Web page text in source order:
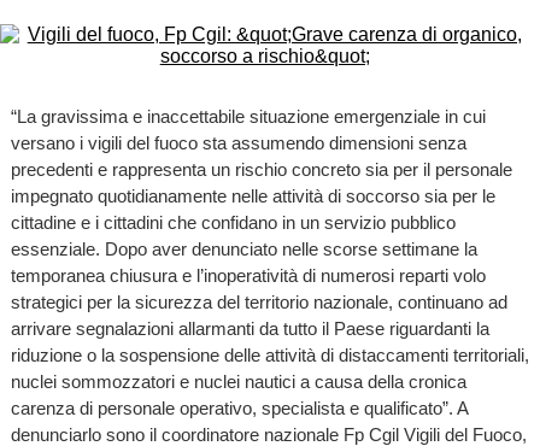
“La gravissima e inaccettabile situazione emergenziale in cui
versano i vigili del fuoco sta assumendo dimensioni senza
precedenti e rappresenta un rischio concreto sia per il personale
impegnato quotidianamente nelle attività di soccorso sia per le
cittadine e i cittadini che confidano in un servizio pubblico
essenziale. Dopo aver denunciato nelle scorse settimane la
temporanea chiusura e l’inoperatività di numerosi reparti volo
strategici per la sicurezza del territorio nazionale, continuano ad
arrivare segnalazioni allarmanti da tutto il Paese riguardanti la
riduzione o la sospensione delle attività di distaccamenti territoriali,
nuclei sommozzatori e nuclei nautici a causa della cronica
carenza di personale operativo, specialista e qualificato”. A
denunciarlo sono il coordinatore nazionale Fp Cgil Vigili del Fuoco,